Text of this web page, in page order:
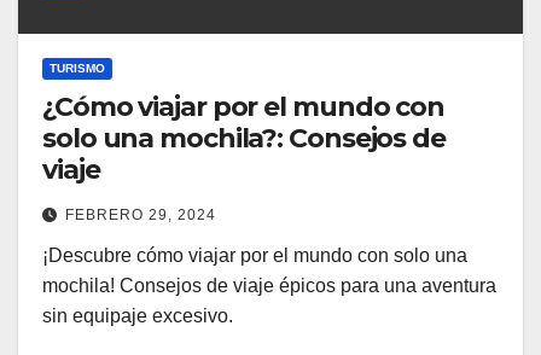
TURISMO
¿Cómo viajar por el mundo con
solo una mochila?: Consejos de
viaje
FEBRERO 29, 2024
¡Descubre cómo viajar por el mundo con solo una
mochila! Consejos de viaje épicos para una aventura
sin equipaje excesivo.